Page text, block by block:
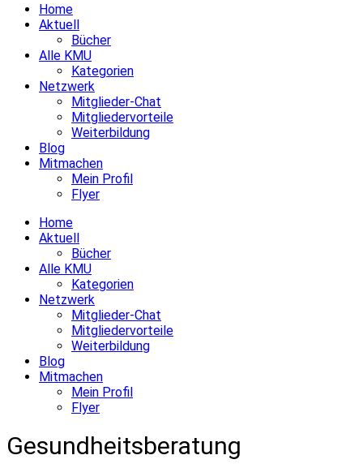
Home
Aktuell
Bücher
Alle KMU
Kategorien
Netzwerk
Mitglieder-Chat
Mitgliedervorteile
Weiterbildung
Blog
Mitmachen
Mein Profil
Flyer
Home
Aktuell
Bücher
Alle KMU
Kategorien
Netzwerk
Mitglieder-Chat
Mitgliedervorteile
Weiterbildung
Blog
Mitmachen
Mein Profil
Flyer
Gesundheitsberatung